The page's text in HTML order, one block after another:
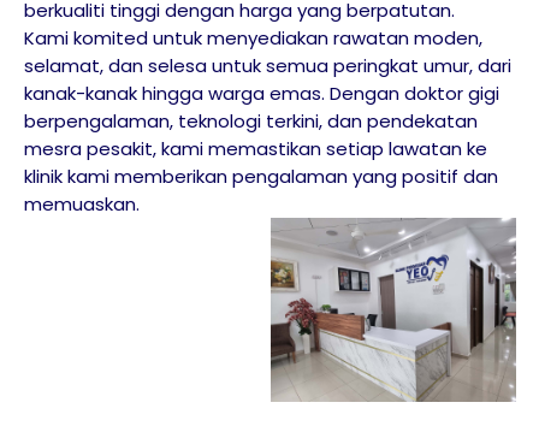
berkualiti tinggi dengan harga yang berpatutan.
Kami komited untuk menyediakan rawatan moden,
selamat, dan selesa untuk semua peringkat umur, dari
kanak-kanak hingga warga emas. Dengan doktor gigi
berpengalaman, teknologi terkini, dan pendekatan
mesra pesakit, kami memastikan setiap lawatan ke
klinik kami memberikan pengalaman yang positif dan
memuaskan.